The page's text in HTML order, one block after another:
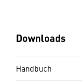
Downloads
Handbuch